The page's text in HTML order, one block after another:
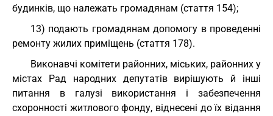
будинків, що належать громадянам (стаття 154);
13) подають громадянам допомогу в проведенні
ремонту жилих приміщень (стаття 178).
Виконавчі комітети районних, міських, районних у
містах Рад народних депутатів вирішують й інші
питання в галузі використання і забезпечення
схоронності житлового фонду, віднесені до їх відання